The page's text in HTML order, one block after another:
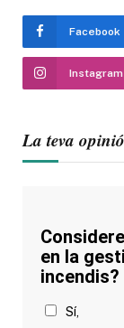
Facebook
Instagram
La teva
en la
incendis?
Sí,